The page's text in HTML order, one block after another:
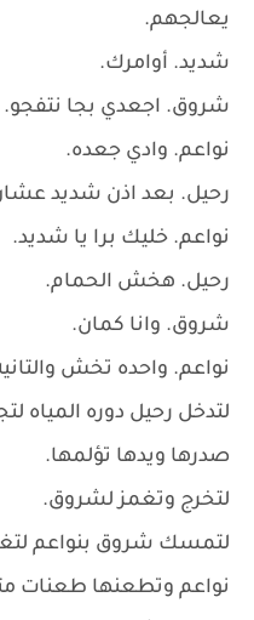
يعالجهم.
شديد. أوامرك.
شروق. اجعدي بجا نتفجو.
نواعم. وادي جعده.
رحيل. بعد اذن شديد
نواعم. خليك برا يا شديد.
رحيل. هخش الحمام.
شروق. وانا كمان.
نواعم. واحده تخش
لتدخل رحيل دوره المياه
صدرها ويدها تؤلمها.
لتخرج وتغمز لشروق.
لتمسك شروق بنواعم
نواعم وتطعنها طعنات